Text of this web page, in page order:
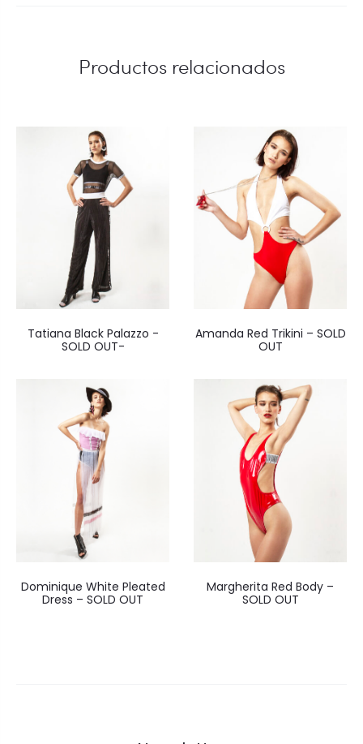
Productos relacionados
Tatiana Black Palazzo -
SOLD OUT-
Amanda Red Trikini – SOLD
OUT
Dominique White Pleated
Dress – SOLD OUT
Margherita Red Body –
SOLD OUT